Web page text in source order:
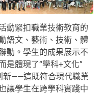
緊扣職業技術教育的
語文、藝術、技術、體
動。學生的成果展示不
是體現了“學科+文化”
新——這既符合現代職業
讓學生在跨學科實踐中